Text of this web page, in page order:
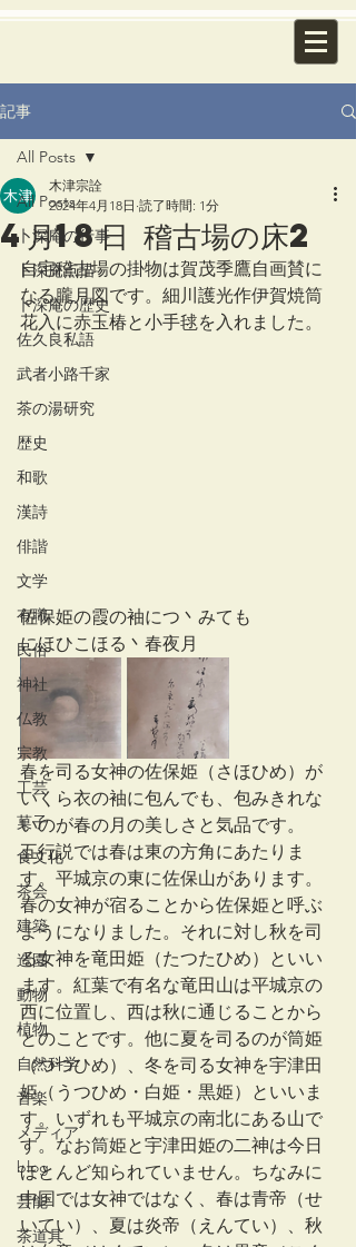
記事
All Posts
卜深庵の行事
卜深庵点描
卜深庵の歴史
佐久良私語
武者小路千家
茶の湯研究
歴史
和歌
漢詩
俳諧
文学
有職
民俗
神社
仏教
宗教
工芸
菓子
食文化
茶会
建築
造園
動物
植物
自然科学
音楽
メディア
blog
芸能
茶道具
All Posts
4月18日 稽古場の床2
木津宗詮
2024年4月18日 読了時間: 1分
自宅稽古場の掛物は賀茂季鷹自画賛に
なる朧月図です。細川護光作伊賀焼筒
花入に赤玉椿と小手毬を入れました。
佐保姫の霞の袖につ丶みても
にほひこほる丶春夜月
春を司る女神の佐保姫（さほひめ）が
いくら衣の袖に包んでも、包みきれな
いのが春の月の美しさと気品です。
五行説では春は東の方角にあたりま
す。平城京の東に佐保山があります。
春の女神が宿ることから佐保姫と呼ぶ
ようになりました。それに対し秋を司
る女神を竜田姫（たつたひめ）といい
ます。紅葉で有名な竜田山は平城京の
西に位置し、西は秋に通じることから
とのことです。他に夏を司るのが筒姫
（つつひめ）、冬を司る女神を宇津田
姫（うつひめ・白姫・黒姫）といいま
す。いずれも平城京の南北にある山で
す。なお筒姫と宇津田姫の二神は今日
ほとんど知られていません。ちなみに
中国では女神ではなく、春は青帝（せ
いてい）、夏は炎帝（えんてい）、秋